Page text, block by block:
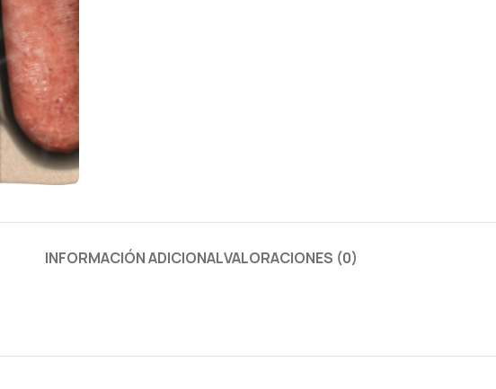
INFORMACIÓN ADICIONALVALORACIONES (0)